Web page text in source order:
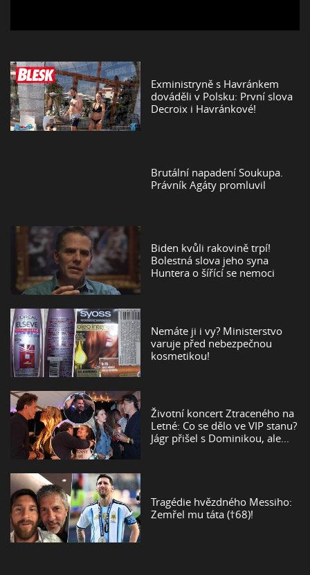
Exministryně s Havránkem
dováděli v Polsku: První slova
Decroix i Havránkové!
Brutální napadení Soukupa.
Právník Agáty promluvil
Biden kvůli rakovině trpí!
Bolestná slova jeho syna
Huntera o šířící se nemoci
Nemáte ji i vy? Ministerstvo
varuje před nebezpečnou
kosmetikou!
Životní koncert Ztraceného na
Letné: Co se dělo ve VIP stanu?
Jágr přišel s Dominikou, ale...
Tragédie hvězdného Messiho:
Zemřel mu táta (†68)!